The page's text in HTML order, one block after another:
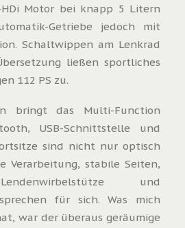
Motor bei knapp 5 Litern
Getriebe jedoch mit
Schaltwippen am Lenkrad
ließen sportliches
112 PS zu.
bringt das Multi-Function
USB-Schnittstelle und
sind nicht nur optisch
Verarbeitung, stabile Seiten,
und
für sich. Was mich
war der überaus geräumige